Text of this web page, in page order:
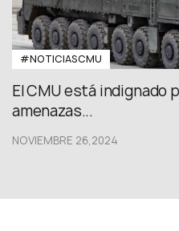
#NOTICIASCMU
El CMU está indignado
amenazas...
NOVIEMBRE 26,2024